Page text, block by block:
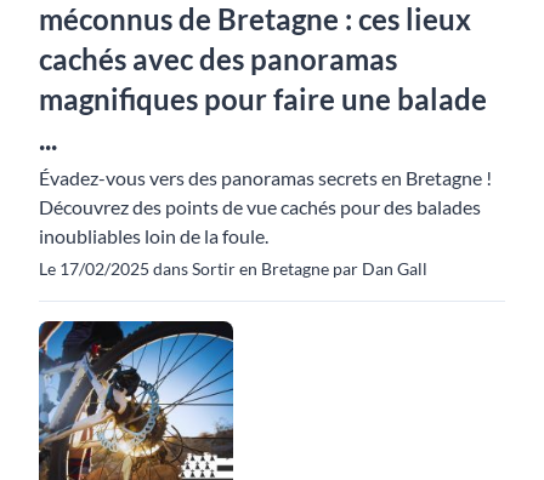
méconnus de Bretagne : ces lieux
cachés avec des panoramas
magnifiques pour faire une balade
...
Évadez-vous vers des panoramas secrets en Bretagne !
Découvrez des points de vue cachés pour des balades
inoubliables loin de la foule.
Le 17/02/2025 dans Sortir en Bretagne par Dan Gall